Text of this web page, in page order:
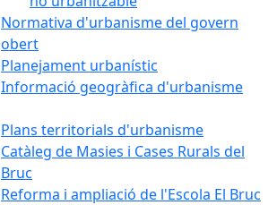
Normativa d'urbanisme del govern
obert
Planejament urbanístic
Informació geogràfica d'urbanisme
Plans territorials d'urbanisme
Catàleg de Masies i Cases Rurals del
Bruc
Reforma i ampliació de l'Escola El Bruc